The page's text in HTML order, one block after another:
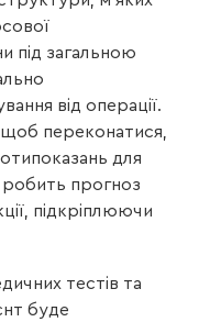
під загальною
від операції.
переконатися,
для
робить прогноз
підкріплюючи
тестів та
буде